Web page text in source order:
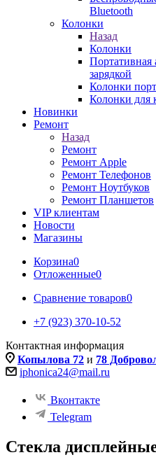
Bluetooth
Колонки
Назад
Колонки
Портативная
зарядкой
Колонки
Колонки для
Новинки
Ремонт
Назад
Ремонт
Ремонт Apple
Ремонт Телефонов
Ремонт Ноутбуков
Ремонт Планшетов
VIP клиентам
Новости
Магазины
Корзина0
Отложенные0
Сравнение товаров0
+7 (923) 370-10-52
Контактная информация
Копылова 72 и 78
iphonica24@mail.ru
Вконтакте
Telegram
Стекла